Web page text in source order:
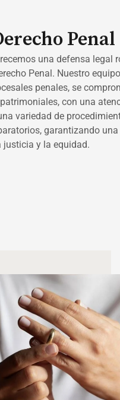
Penal
una defensa legal
Penal. Nuestro
penales, se
con una
variedad de
garantizando
justicia y la equidad.